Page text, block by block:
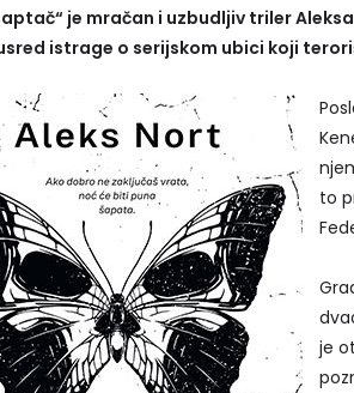
je mračan i uzbudljiv triler
istrage o serijskom ubici koji
to
je